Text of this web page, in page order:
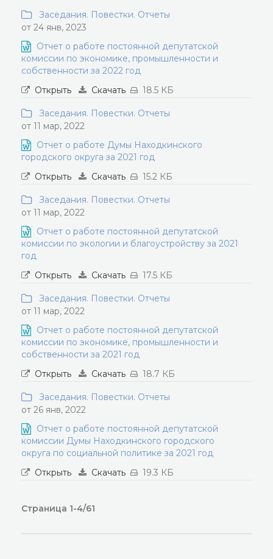
Заседания. Повестки. Отчеты
от 24 янв, 2023
Отчет о работе постоянной депутатской
комиссии по экономике, промышленности и
собственности за 2022 год
Открыть
Скачать 18.5 КБ
Заседания. Повестки. Отчеты
от 11 мар, 2022
Отчет о работе Думы Находкинского
городского округа за 2021 год
Открыть
Скачать 15.2 КБ
Заседания. Повестки. Отчеты
от 11 мар, 2022
Отчет о работе постоянной депутатской
комиссии по экологии и благоустройству за 2021
год
Открыть
Скачать 17.5 КБ
Заседания. Повестки. Отчеты
от 11 мар, 2022
Отчет о работе постоянной депутатской
комиссии по экономике, промышленности и
собственности за 2021 год
Открыть
Скачать 18.7 КБ
Заседания. Повестки. Отчеты
от 26 янв, 2022
Отчет о работе постоянной депутатской
комиссии Думы Находкинского городского
округа по социальной политике за 2021 год
Открыть
Скачать 19.3 КБ
Страница 1-4/61